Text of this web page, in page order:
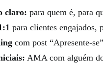
claro: para quem é, para
para clientes engajados,
com post “Apresente-
AMA com alguém